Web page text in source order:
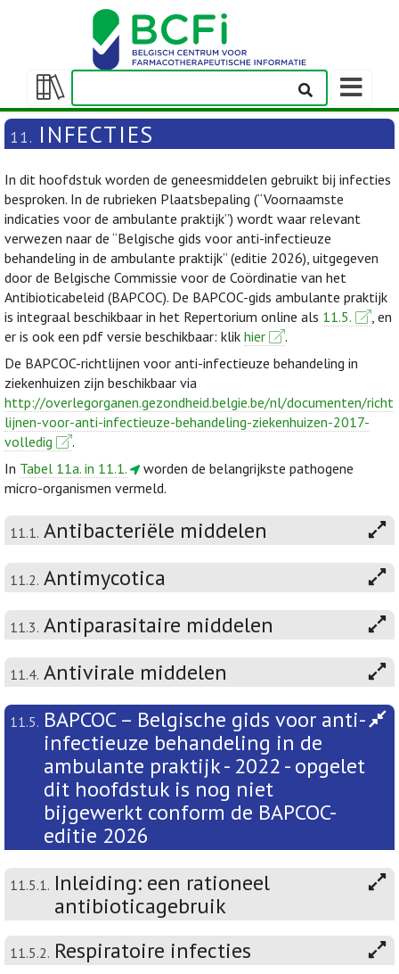
Weergeven/verbergen
inhoudstafel
11. INFECTIES
In dit hoofdstuk worden de geneesmiddelen gebruikt bij infecties
besproken. In de rubrieken Plaatsbepaling (“Voornaamste
indicaties voor de ambulante praktijk”) wordt waar relevant
verwezen naar de “Belgische gids voor anti-infectieuze
behandeling in de ambulante praktijk” (editie 2026), uitgegeven
door de Belgische Commissie voor de Coördinatie van het
Antibioticabeleid (BAPCOC). De BAPCOC-gids ambulante praktijk
is integraal beschikbaar in het Repertorium online als 11.5.
, en
er is ook een pdf versie beschikbaar: klik hier
.
De BAPCOC-richtlijnen voor anti-infectieuze behandeling in
ziekenhuizen zijn beschikbaar via
http://overlegorganen.gezondheid.belgie.be/nl/documenten/richt
lijnen-voor-anti-infectieuze-behandeling-ziekenhuizen-2017-
volledig
.
In Tabel 11a. in 11.1.
worden de belangrijkste pathogene
micro-organismen vermeld.
11.1. Antibacteriële middelen
11.2. Antimycotica
11.3. Antiparasitaire middelen
11.4. Antivirale middelen
11.5. BAPCOC – Belgische gids voor anti-
infectieuze behandeling in de
ambulante praktijk - 2022 - opgelet
dit hoofdstuk is nog niet
bijgewerkt conform de BAPCOC-
editie 2026
11.5.1. Inleiding: een rationeel
antibioticagebruik
11.5.2. Respiratoire infecties